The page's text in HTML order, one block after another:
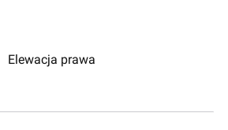
Elewacja prawa